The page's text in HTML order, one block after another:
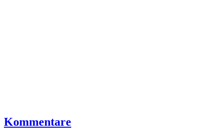
Kommentare